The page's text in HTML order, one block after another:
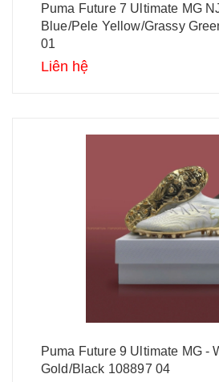
Puma Future 7 Ultimate MG
Blue/Pele Yellow/Grassy
01
Liên hệ
Puma Future 9 Ultimate MG -
Gold/Black 108897 04